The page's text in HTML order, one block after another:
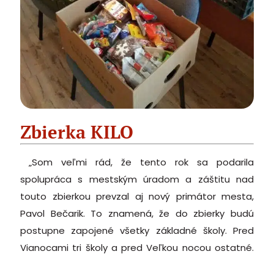
Zbierka KILO
„Som veľmi rád, že tento rok sa podarila
spolupráca s mestským úradom a záštitu nad
touto zbierkou prevzal aj nový primátor mesta,
Pavol Bečarik. To znamená, že do zbierky budú
postupne zapojené všetky základné školy. Pred
Vianocami tri školy a pred Veľkou nocou ostatné.